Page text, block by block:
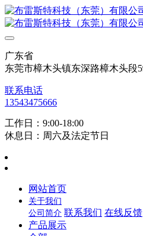
广东省
东莞市樟木头镇东深路樟木头段
联系电话
13543475666
工作日：9:00-18:00
休息日：周六及法定节日
网站首页
关于我们
公司简介 联系我们 在线反馈
产品展示